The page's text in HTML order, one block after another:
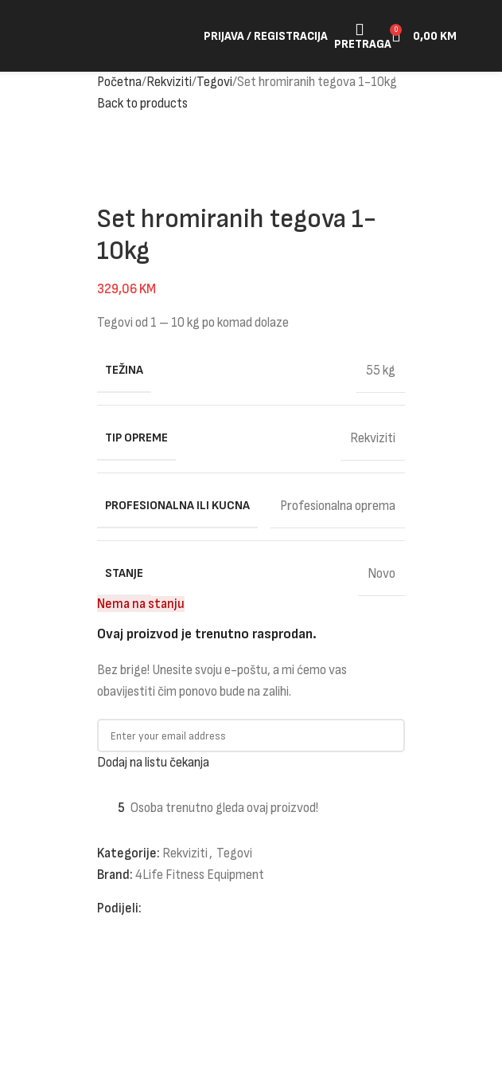
PRIJAVA / REGISTRACIJA
PRETRAGA
0 0,00 KM
Početna Rekviziti Tegovi Set hromiranih tegova 1-10kg
Back to products
Set hromiranih tegova 1-
10kg
329,06 KM
Tegovi od 1 – 10 kg po komad dolaze
TEŽINA 55 kg
TIP OPREME Rekviziti
PROFESIONALNA ILI KUCNA Profesionalna oprema
STANJE
Novo
Nema na stanju
Ovaj proizvod je trenutno rasprodan.
Bez brige! Unesite svoju e-poštu, a mi ćemo vas
obavijestiti čim ponovo bude na zalihi.
Dodaj na listu čekanja
5 Osoba trenutno gleda ovaj proizvod!
Kategorije: Rekviziti , Tegovi
Brand: 4Life Fitness Equipment
Podijeli: